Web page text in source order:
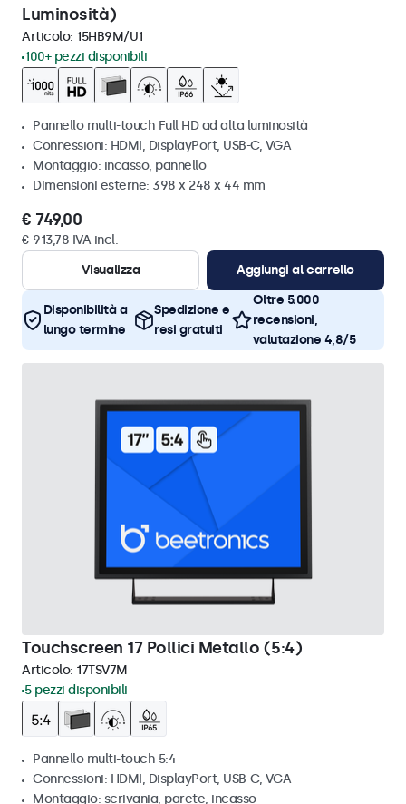
Luminosità)
Articolo: 15HB9M/U1
100+ pezzi disponibili
Pannello multi-touch Full HD ad alta luminosità
Connessioni: HDMI, DisplayPort, USB-C, VGA
Montaggio: incasso, pannello
Dimensioni esterne: 398 x 248 x 44 mm
€ 749,00
€ 913,78 IVA incl.
Visualizza
Aggiungi al carrello
Disponibilità a
lungo termine
Spedizione e
resi gratuiti
Oltre 5.000
recensioni,
valutazione 4,8/5
Touchscreen 17 Pollici Metallo (5:4)
Articolo: 17TSV7M
5 pezzi disponibili
Pannello multi-touch 5:4
Connessioni: HDMI, DisplayPort, USB-C, VGA
Montaggio: scrivania, parete, incasso